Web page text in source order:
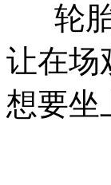
轮胎
让在场
想要坐